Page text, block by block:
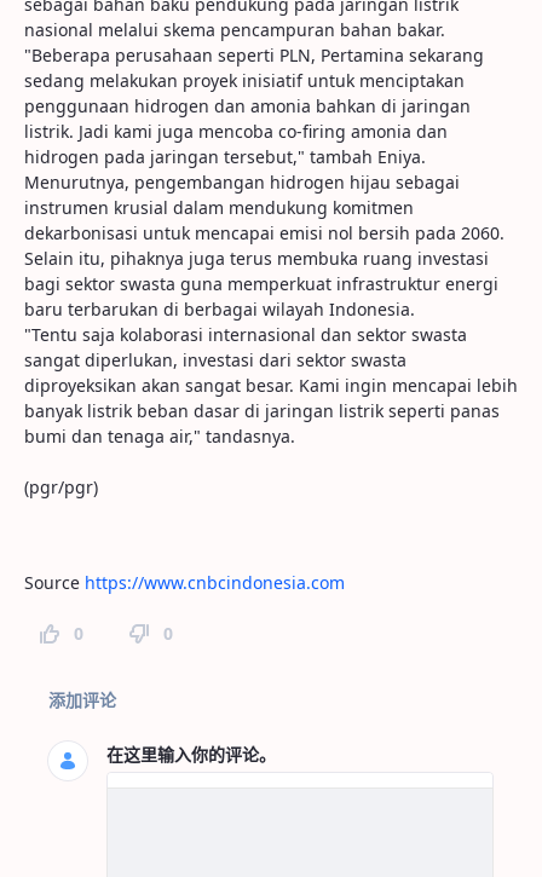
nasional melalui skema pencampuran bahan bakar.
"Beberapa perusahaan seperti PLN, Pertamina sekarang
sedang melakukan proyek inisiatif untuk menciptakan
penggunaan hidrogen dan amonia bahkan di jaringan
listrik. Jadi kami juga mencoba co-firing amonia dan
hidrogen pada jaringan tersebut," tambah Eniya.
Menurutnya, pengembangan hidrogen hijau sebagai
instrumen krusial dalam mendukung komitmen
dekarbonisasi untuk mencapai emisi nol bersih pada 2060.
Selain itu, pihaknya juga terus membuka ruang investasi
bagi sektor swasta guna memperkuat infrastruktur energi
baru terbarukan di berbagai wilayah Indonesia.
"Tentu saja kolaborasi internasional dan sektor swasta
sangat diperlukan, investasi dari sektor swasta
diproyeksikan akan sangat besar. Kami ingin mencapai lebih
banyak listrik beban dasar di jaringan listrik seperti panas
bumi dan tenaga air," tandasnya.
(pgr/pgr)
Source https://www.cnbcindonesia.com
0 0
页面评论
添加评论
在这里输入你的评论。